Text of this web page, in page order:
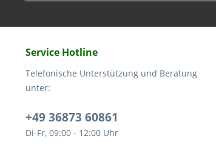
Service Hotline
Telefonische Unterstützung und Beratung
unter:
+49 36873 60861
Di-Fr, 09:00 - 12:00 Uhr